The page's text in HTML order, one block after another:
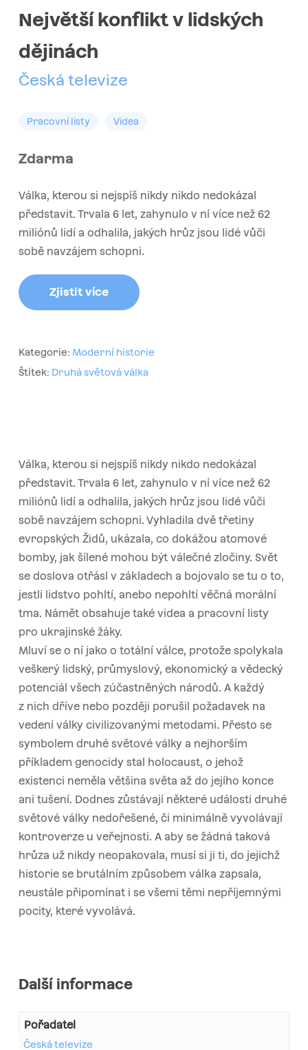
Největší konflikt v lidských
dějinách
Česká televize
Pracovní listy Videa
Zdarma
Válka, kterou si nejspíš nikdy nikdo nedokázal
představit. Trvala 6 let, zahynulo v ní více než 62
miliónů lidí a odhalila, jakých hrůz jsou lidé vůči
sobě navzájem schopni.
Zjistit více
Kategorie: Moderní historie
Štítek: Druhá světová válka
Válka, kterou si nejspíš nikdy nikdo nedokázal
představit. Trvala 6 let, zahynulo v ní více než 62
miliónů lidí a odhalila, jakých hrůz jsou lidé vůči
sobě navzájem schopni. Vyhladila dvě třetiny
evropských Židů, ukázala, co dokážou atomové
bomby, jak šílené mohou být válečné zločiny. Svět
se doslova otřásl v základech a bojovalo se tu o to,
jestli lidstvo pohltí, anebo nepohltí věčná morální
tma. Námět obsahuje také videa a pracovní listy
pro ukrajinské žáky.
Mluví se o ní jako o totální válce, protože spolykala
veškerý lidský, průmyslový, ekonomický a vědecký
potenciál všech zúčastněných národů. A každý
z nich dříve nebo později porušil požadavek na
vedení války civilizovanými metodami. Přesto se
symbolem druhé světové války a nejhorším
příkladem genocidy stal holocaust, o jehož
existenci neměla většina světa až do jejího konce
ani tušení. Dodnes zůstávají některé události druhé
světové války nedořešené, či minimálně vyvolávají
kontroverze u veřejnosti. A aby se žádná taková
hrůza už nikdy neopakovala, musí si ji ti, do jejichž
historie se brutálním způsobem válka zapsala,
neustále připomínat i se všemi těmi nepříjemnými
pocity, které vyvolává.
Další informace
Pořadatel
Česká televize